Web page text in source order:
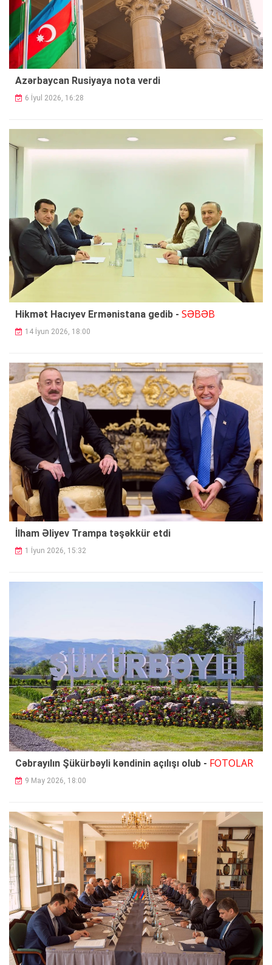
Azərbaycan Rusiyaya nota verdi
6 İyul 2026, 16:28
Hikmət Hacıyev Ermənistana gedib - SƏBƏB
14 İyun 2026, 18:00
İlham Əliyev Trampa təşəkkür etdi
1 İyun 2026, 15:32
Cəbrayılın Şükürbəyli kəndinin açılışı olub - FOTOLAR
9 May 2026, 18:00